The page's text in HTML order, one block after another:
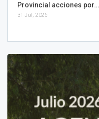
Provincial acciones por…
31 Jul, 2026